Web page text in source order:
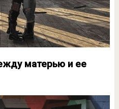
матерью и ее